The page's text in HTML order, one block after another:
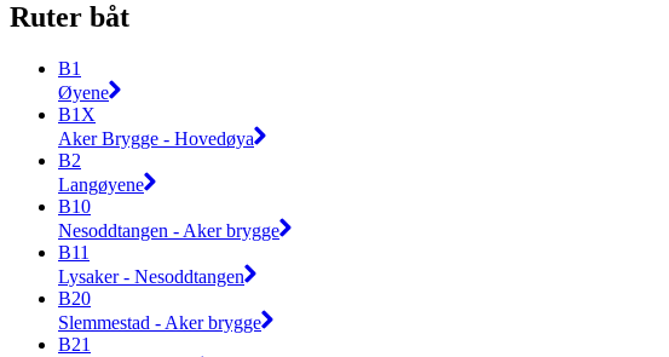
Ruter båt
B1
Øyene
B1X
Aker Brygge - Hovedøya
B2
Langøyene
B10
Nesoddtangen - Aker brygge
B11
Lysaker - Nesoddtangen
B20
Slemmestad - Aker brygge
B21